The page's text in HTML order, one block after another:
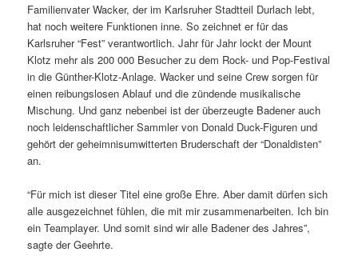
Familienvater Wacker, der im Karlsruher Stadtteil Durlach lebt,
hat noch weitere Funktionen inne. So zeichnet er für das
Karlsruher “Fest” verantwortlich. Jahr für Jahr lockt der Mount
Klotz mehr als 200 000 Besucher zu dem Rock- und Pop-Festival
in die Günther-Klotz-Anlage. Wacker und seine Crew sorgen für
einen reibungslosen Ablauf und die zündende musikalische
Mischung. Und ganz nebenbei ist der überzeugte Badener auch
noch leidenschaftlicher Sammler von Donald Duck-Figuren und
gehört der geheimnisumwitterten Bruderschaft der “Donaldisten”
an.
“Für mich ist dieser Titel eine große Ehre. Aber damit dürfen sich
alle ausgezeichnet fühlen, die mit mir zusammenarbeiten. Ich bin
ein Teamplayer. Und somit sind wir alle Badener des Jahres”,
sagte der Geehrte.